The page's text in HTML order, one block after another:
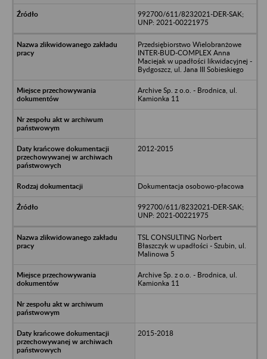
992700/611/8232021-DER-SAK;
UNP: 2021-00221975
Przedsiębiorstwo Wielobranżowe
INTER-BUD-COMPLEX Anna
Maciejak w upadłości likwidacyjnej -
Bydgoszcz, ul. Jana III Sobieskiego
Archive Sp. z o.o. - Brodnica, ul.
Kamionka 11
2012-2015
Dokumentacja osobowo-płacowa
992700/611/8232021-DER-SAK;
UNP: 2021-00221975
TSL CONSULTING Norbert
Błaszczyk w upadłości - Szubin, ul.
Malinowa 5
Archive Sp. z o.o. - Brodnica, ul.
Kamionka 11
2015-2018